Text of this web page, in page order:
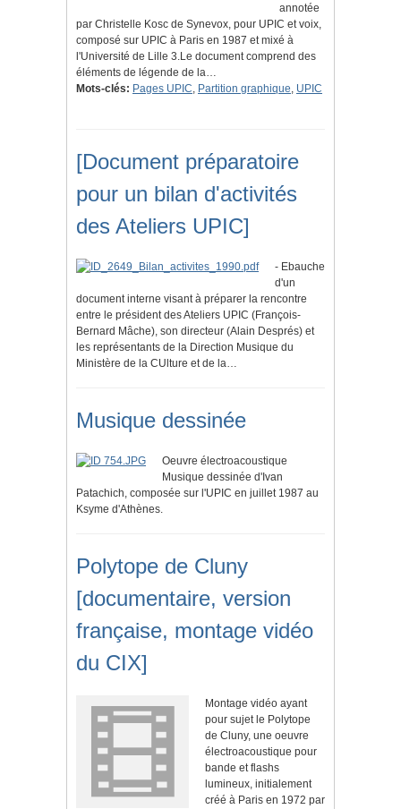
annotée
par Christelle Kosc de Synevox, pour UPIC et voix,
composé sur UPIC à Paris en 1987 et mixé à
l'Université de Lille 3.Le document comprend des
éléments de légende de la…
Mots-clés: Pages UPIC, Partition graphique, UPIC
[Document préparatoire
pour un bilan d'activités
des Ateliers UPIC]
- Ebauche
d'un
document interne visant à préparer la rencontre
entre le président des Ateliers UPIC (François-
Bernard Mâche), son directeur (Alain Després) et
les représentants de la Direction Musique du
Ministère de la CUlture et de la…
Musique dessinée
Oeuvre électroacoustique
Musique dessinée d'Ivan
Patachich, composée sur l'UPIC en juillet 1987 au
Ksyme d'Athènes.
Polytope de Cluny
[documentaire, version
française, montage vidéo
du CIX]
Montage vidéo ayant
pour sujet le Polytope
de Cluny, une oeuvre
électroacoustique pour
bande et flashs
lumineux, initialement
créé à Paris en 1972 par